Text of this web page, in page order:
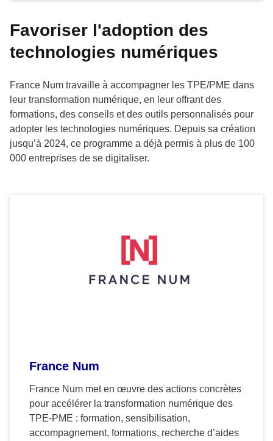
Favoriser l'adoption des
technologies numériques
France Num travaille à accompagner les TPE/PME dans
leur transformation numérique, en leur offrant des
formations, des conseils et des outils personnalisés pour
adopter les technologies numériques. Depuis sa création
jusqu’à 2024, ce programme a déjà permis à plus de 100
000 entreprises de se digitaliser.
France Num
France Num met en œuvre des actions concrètes
pour accélérer la transformation numérique des
TPE-PME : formation, sensibilisation,
accompagnement, formations, recherche d’aides